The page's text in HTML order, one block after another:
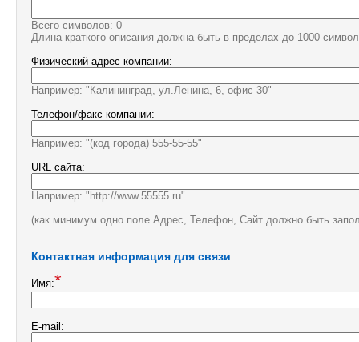
Всего символов: 0
Длина краткого описания должна быть в пределах до 1000
Физический адрес компании:
Например: "Калининград, ул.Ленина, 6, офис 30"
Телефон/факс компании:
Например: "(код города) 555-55-55"
URL сайта:
Например: "http://www.55555.ru"
(как минимум одно поле Адрес, Телефон, Сайт должно быть
Контактная информация для связи
Имя:*
E-mail: